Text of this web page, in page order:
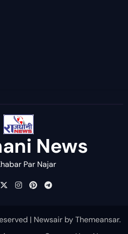
News
Par Najar
| NewsairbyThemeansar.